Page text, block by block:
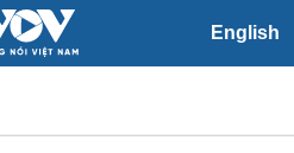
English
thi công ở
tắc nhiều giờ